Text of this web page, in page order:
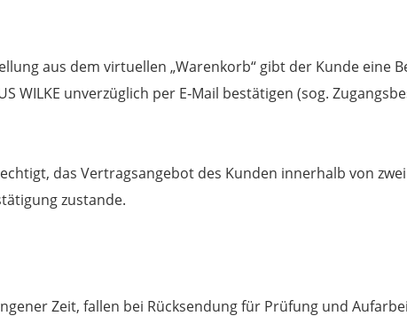
aus dem virtuellen „Warenkorb“ gibt der Kunde eine
WILKE unverzüglich per E‐Mail bestätigen (sog.
das Vertragsangebot des Kunden innerhalb von
zustande.
Zeit, fallen bei Rücksendung für Prüfung und